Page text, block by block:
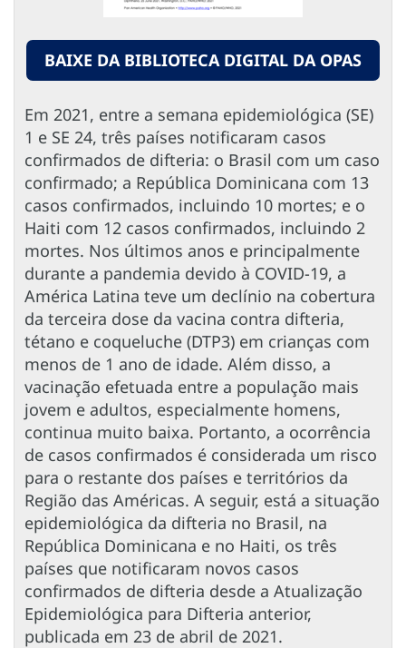
BAIXE DA BIBLIOTECA DIGITAL DA OPAS
Em 2021, entre a semana epidemiológica (SE)
1 e SE 24, três países notificaram casos
confirmados de difteria: o Brasil com um caso
confirmado; a República Dominicana com 13
casos confirmados, incluindo 10 mortes; e o
Haiti com 12 casos confirmados, incluindo 2
mortes. Nos últimos anos e principalmente
durante a pandemia devido à COVID-19, a
América Latina teve um declínio na cobertura
da terceira dose da vacina contra difteria,
tétano e coqueluche (DTP3) em crianças com
menos de 1 ano de idade. Além disso, a
vacinação efetuada entre a população mais
jovem e adultos, especialmente homens,
continua muito baixa. Portanto, a ocorrência
de casos confirmados é considerada um risco
para o restante dos países e territórios da
Região das Américas. A seguir, está a situação
epidemiológica da difteria no Brasil, na
República Dominicana e no Haiti, os três
países que notificaram novos casos
confirmados de difteria desde a Atualização
Epidemiológica para Difteria anterior,
publicada em 23 de abril de 2021.